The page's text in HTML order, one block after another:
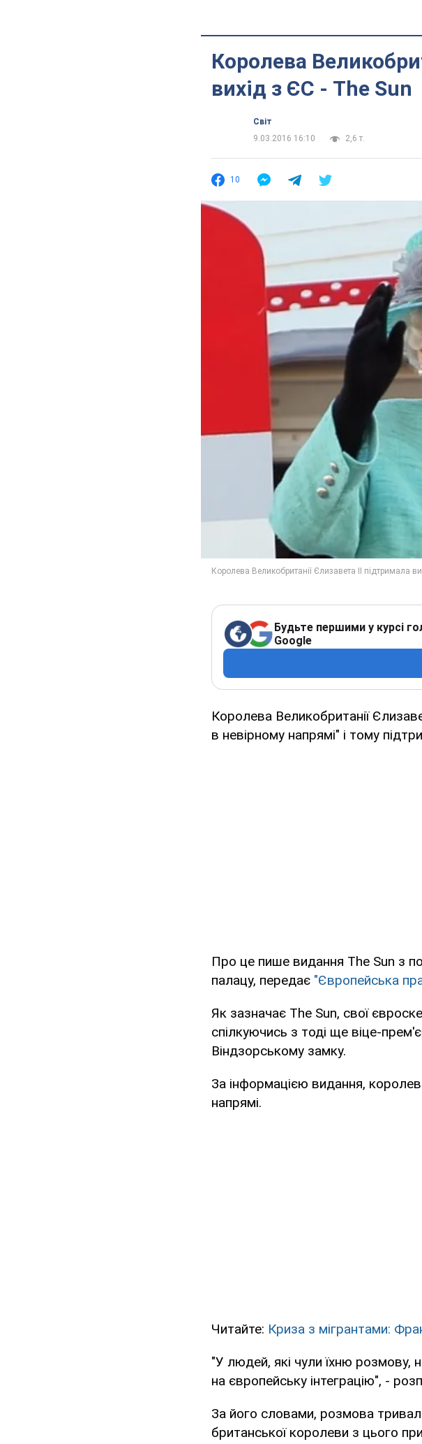
Королева
вихід з ЄС - The Sun
Світ
9.03.2016 16:10
2,6 т.
10
Будьте першими у курсі
Google
Королева Великобританії
в невірному напрямі" і тому
Про це пише видання The Sun з
палацу, передає "Європейська
Як зазначає The Sun, свої
спілкуючись з тоді ще віце-
Віндзорському замку.
За інформацією видання,
напрямі.
Читайте: Криза з мігрантами:
"У людей, які чули їхню розмову,
на європейську інтеграцію", -
За його словами, розмова
британської королеви з цього